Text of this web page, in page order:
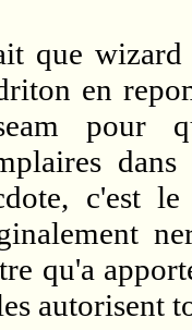
que wizard
en
pour
c'est
qu'a
autorisent